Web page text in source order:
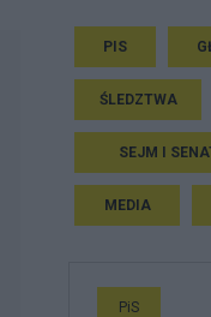
PIS
ŚLEDZTWA
SEJM I
MEDIA
PiS